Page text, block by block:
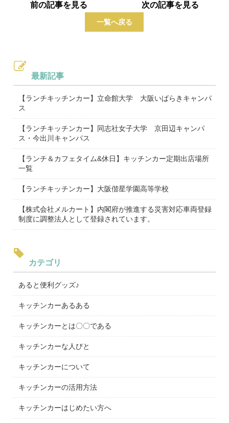
前の記事を見る
一覧へ戻る
次の記事を見る
最新記事
【ランチキッチンカー】立命館大学 大阪いばらきキャンパ
ス
【ランチキッチンカー】同志社女子大学 京田辺キャンパ
ス・今出川キャンパス
【ランチ＆カフェタイム&休日】キッチンカー定期出店場所
一覧
【ランチキッチンカー】大阪偕星学園高等学校
【株式会社メルカート】内閣府が推進する災害対応車両登録
制度に調整法人として登録されています。
カテゴリ
あると便利グッズ♪
キッチンカーあるある
キッチンカーとは〇〇である
キッチンカーな人びと
キッチンカーについて
キッチンカーの活用方法
キッチンカーはじめたい方へ